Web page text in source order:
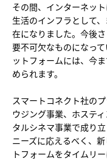
その間、インターネッ
生活のインフラとして
在になりました。今後
要不可欠なものになっ
ットフォームには、今
められます。
スマートコネクト社の
ウジング事業、ホステ
タルシネマ事業で成り
ニーズに応えるべく、
トフォームをタイムリ